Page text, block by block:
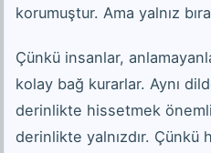
korumuştur. Ama yalnız
Çünkü insanlar,
kolay bağ kurarlar. Aynı
derinlikte hissetmek
derinlikte yalnızdır. Çünkü